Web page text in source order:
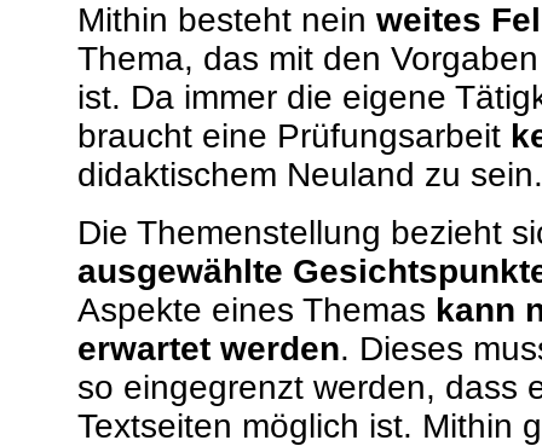
Mithin besteht nein weites
Thema, das mit den
ist. Da immer die eigene
braucht eine Prüfungsarbeit
didaktischem Neuland zu sein.
Die Themenstellung bezieht
ausgewählte
Aspekte eines Themas kann
erwartet werden. Dieses
so eingegrenzt werden, dass
Textseiten möglich ist. Mithin